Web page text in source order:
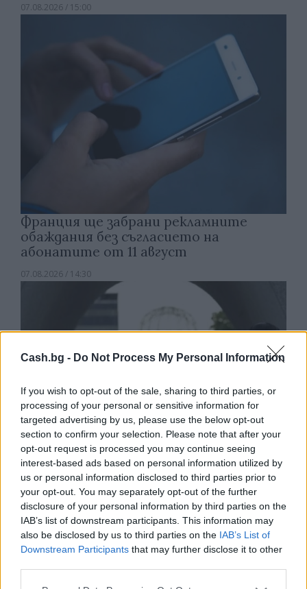
Cash.bg - Do Not Process My Personal Information
If you wish to opt-out of the sale, sharing to third parties, or
processing of your personal or sensitive information for
targeted advertising by us, please use the below opt-out
section to confirm your selection. Please note that after your
opt-out request is processed you may continue seeing
interest-based ads based on personal information utilized by
us or personal information disclosed to third parties prior to
your opt-out. You may separately opt-out of the further
disclosure of your personal information by third parties on the
IAB’s list of downstream participants. This information may
also be disclosed by us to third parties on the IAB’s List of
Downstream Participants that may further disclose it to other
07.08.2026 / 15:00
Франция ще забрани рекламните
обаждания без съгласието на
абонатите от 11 август
07.08.2026 / 14:30
Хирошима призова за мир и
недопускане на нова ядрена трагедия
07.08.2026 / 14:00